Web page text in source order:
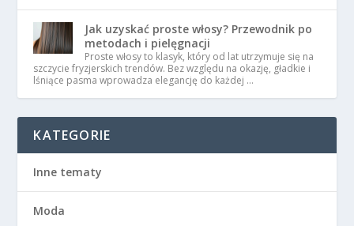
Jak uzyskać proste włosy? Przewodnik po
metodach i pielęgnacji
Proste włosy to klasyk, który od lat utrzymuje się na
szczycie fryzjerskich trendów. Bez względu na okazję, gładkie i
lśniące pasma wprowadza elegancję do każdej …
KATEGORIE
Inne tematy
Moda